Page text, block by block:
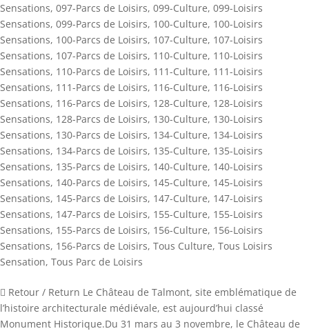
Sensations, 097-Parcs de Loisirs, 099-Culture, 099-Loisirs
Sensations, 099-Parcs de Loisirs, 100-Culture, 100-Loisirs
Sensations, 100-Parcs de Loisirs, 107-Culture, 107-Loisirs
Sensations, 107-Parcs de Loisirs, 110-Culture, 110-Loisirs
Sensations, 110-Parcs de Loisirs, 111-Culture, 111-Loisirs
Sensations, 111-Parcs de Loisirs, 116-Culture, 116-Loisirs
Sensations, 116-Parcs de Loisirs, 128-Culture, 128-Loisirs
Sensations, 128-Parcs de Loisirs, 130-Culture, 130-Loisirs
Sensations, 130-Parcs de Loisirs, 134-Culture, 134-Loisirs
Sensations, 134-Parcs de Loisirs, 135-Culture, 135-Loisirs
Sensations, 135-Parcs de Loisirs, 140-Culture, 140-Loisirs
Sensations, 140-Parcs de Loisirs, 145-Culture, 145-Loisirs
Sensations, 145-Parcs de Loisirs, 147-Culture, 147-Loisirs
Sensations, 147-Parcs de Loisirs, 155-Culture, 155-Loisirs
Sensations, 155-Parcs de Loisirs, 156-Culture, 156-Loisirs
Sensations, 156-Parcs de Loisirs, Tous Culture, Tous Loisirs
Sensation, Tous Parc de Loisirs
 Retour / Return Le Château de Talmont, site emblématique de
l’histoire architecturale médiévale, est aujourd’hui classé
Monument Historique.Du 31 mars au 3 novembre, le Château de